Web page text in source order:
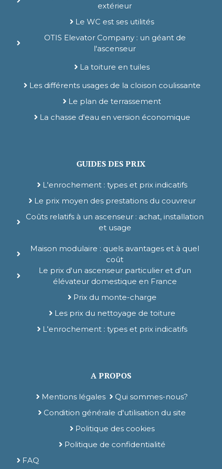
extérieur
Le WC est ses utilités
OTIS Elevator Company : un géant de
l'ascenseur
La toiture en tuiles
Les différents usages de la cloison coulissante
Le plan de terrassement
La chasse d'eau en version économique
GUIDES DES PRIX
L'enrochement : types et prix indicatifs
Le prix moyen des prestations du couvreur
Coûts relatifs à un ascenseur : achat, installation
et usage
Maison modulaire : quels avantages et à quel
coût
Le prix d'un ascenseur particulier et d'un
élévateur domestique en France
Prix du monte-charge
Les prix du nettoyage de toiture
L'enrochement : types et prix indicatifs
A PROPOS
Mentions légales
Qui sommes-nous?
Condition générale d'utilisation du site
Politique des cookies
Politique de confidentialité
FAQ